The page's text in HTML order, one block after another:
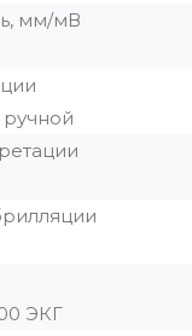
мм/мВ
ручной
ЭКГ